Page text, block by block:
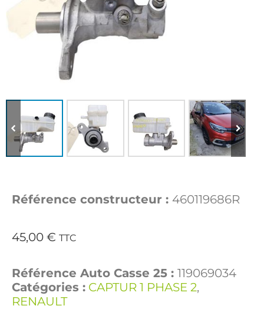
Référence constructeur : 460119686R
45,00 € TTC
Référence Auto Casse 25 : 119069034
Catégories : CAPTUR 1 PHASE 2,
RENAULT